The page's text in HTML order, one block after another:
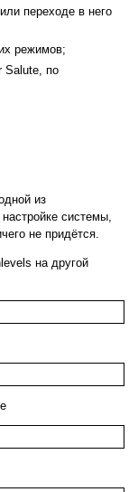
переходе в него
режимов;
Salute, по
из
системы,
не придётся.
на другой